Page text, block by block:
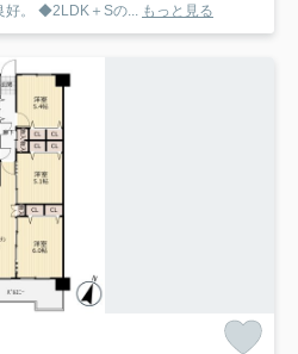
好。 ◆2LDK＋Sの... もっと見る